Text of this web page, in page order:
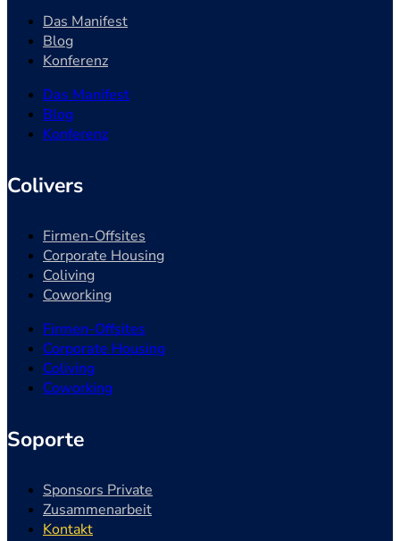
Das Manifest
Blog
Konferenz
Das Manifest
Blog
Konferenz
Colivers
Firmen-Offsites
Corporate Housing
Coliving
Coworking
Firmen-Offsites
Corporate Housing
Coliving
Coworking
Soporte
Sponsors Private
Zusammenarbeit
Kontakt